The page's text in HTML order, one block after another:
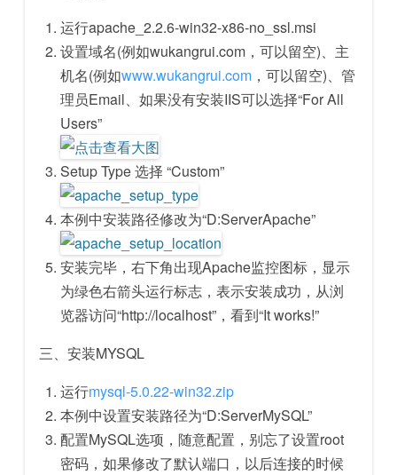
运行apache_2.2.6-win32-x86-no_ssl.msi
设置域名(例如wukangrui.com，可以留空)、主
机名(例如www.wukangrui.com ，可以留空)、管
理员Email、如果没有安装IIS可以选择“For All
Users”
Setup Type 选择 “Custom”
本例中安装路径修改为“D:ServerApache”
安装完毕，右下角出现Apache监控图标，显示
为绿色右箭头运行标志，表示安装成功，从浏
览器访问“http://localhost”，看到“It works!”
三、安装MYSQL
运行mysql-5.0.22-win32.zip
本例中设置安装路径为“D:ServerMySQL”
配置MySQL选项，随意配置，别忘了设置root
密码，如果修改了默认端口，以后连接的时候